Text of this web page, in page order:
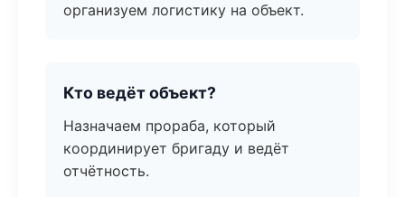
организуем логистику на объект.
Кто ведёт объект?
Назначаем прораба, который
координирует бригаду и ведёт
отчётность.